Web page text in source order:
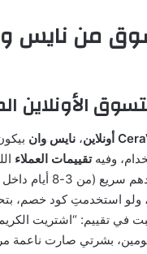
من نايس
الأونلاين
، نايس وان
وفيهتقييمات العملاء
ولو استخدمتِ كود خصم،
بشرتي صارت ناعمة